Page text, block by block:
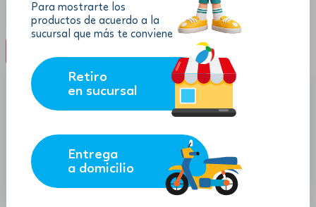
Para mostrarte los
productos de acuerdo a la
sucursal que más te conviene
Retiro
en sucursal
Entrega
a domicilio
Categoría:Juegos de mesa
19.99 $9.41